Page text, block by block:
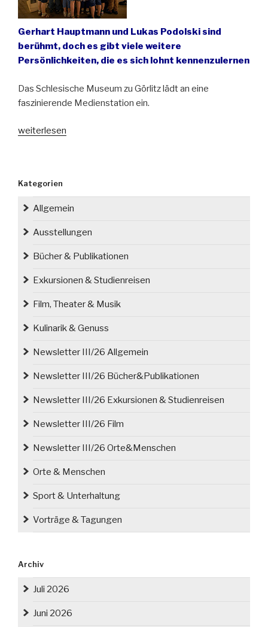
Gerhart Hauptmann und Lukas Podolski sind
berühmt, doch es gibt viele weitere
Persönlichkeiten, die es sich lohnt kennenzulernen
Das Schlesische Museum zu Görlitz lädt an eine
faszinierende Medienstation ein.
„Persönlichkeiten
und
Gegenwart“
weiterlesen
Kategorien
Allgemein
Ausstellungen
Bücher & Publikationen
Exkursionen & Studienreisen
Film, Theater & Musik
Kulinarik & Genuss
Newsletter III/26 Allgemein
Newsletter III/26 Bücher&Publikationen
Newsletter III/26 Exkursionen & Studienreisen
Newsletter III/26 Film
Newsletter III/26 Orte&Menschen
Orte & Menschen
Sport & Unterhaltung
Vorträge & Tagungen
Archiv
Juli 2026
Juni 2026